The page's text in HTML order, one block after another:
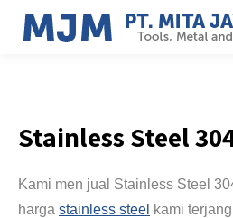
Stainless Steel
Kami men jual Stainless Steel
harga stainless steel kami